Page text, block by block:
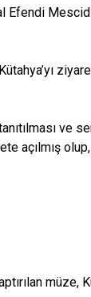
Efendi
ve
açılmış
müze,